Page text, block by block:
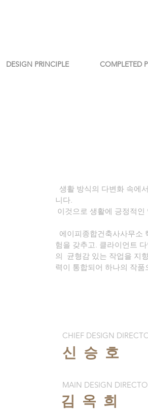
DESIGN PRINCIPLE COMPLETED
생활 방식의 다변화 속에
니다.
이것으로 생활에 긍정적
에이피종합건축사사무소
험을 갖추고. 클라이언트
의 균형감 있는 작업을 지
력이 통합되어 하나의 작
CHIEF DESIGN
신 승 호
MAIN DESIGN
김 옥 희